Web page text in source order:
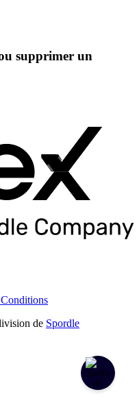
supprimer un
de Spordle